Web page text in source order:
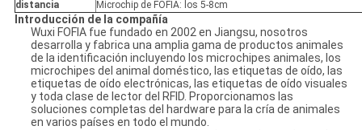
distancia
Microchip de FOFIA: los 5-8cm
Introducción de la compañía
Wuxi FOFIA fue fundado en 2002 en Jiangsu, nosotros
desarrolla y fabrica una amplia gama de productos animales
de la identificación incluyendo los microchipes animales, los
microchipes del animal doméstico, las etiquetas de oído, las
etiquetas de oído electrónicas, las etiquetas de oído visuales
y toda clase de lector del RFID. Proporcionamos las
soluciones completas del hardware para la cría de animales
en varios países en todo el mundo.